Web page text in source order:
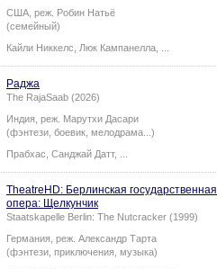
США, реж. Робин Натьё
(семейный)
Кайли Никкелс
Люк Кампанелла
Раджа
The RajaSaab (2026)
Индия, реж. Марутхи Дасари
(фэнтези, боевик, мелодрама...)
Прабхас Санджай Датт,
TheatreHD: Берлинская государственная
опера: Щелкунчик
Staatskapelle Berlin: The Nutcracker (1999)
Германия, реж. Александр Тарта
(фэнтези, приключения, музыка)